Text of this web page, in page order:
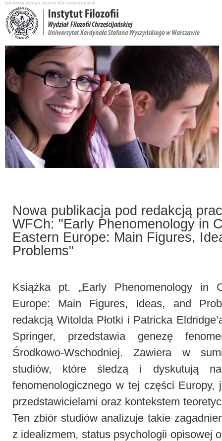
tekstowa wersja strony dla niewidomych
Nowa publikacja pod redakcją
WFCh: "Early Phenomenology in
Eastern Europe: Main Figures,
Problems"
Książka pt. „Early Phenomenology in
Europe: Main Figures, Ideas, and
redakcją Witolda Płotki i Patricka
Springer, przedstawia genezę
Środkowo-Wschodniej. Zawiera w
studiów, które śledzą i dyskutują
fenomenologicznego w tej części Europy,
przedstawicielami oraz kontekstem
Ten zbiór studiów analizuje takie
z idealizmem, status psychologii opisowej